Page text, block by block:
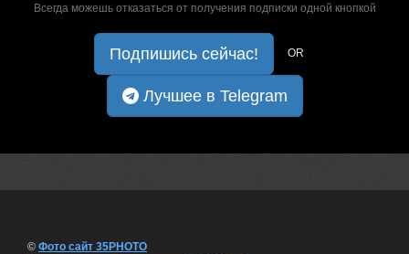
Всегда можешь отказаться от получения подписки одной кнопкой
Подпишись сейчас! OR
Лучшее в Telegram
© Фото сайт 35PHOTO